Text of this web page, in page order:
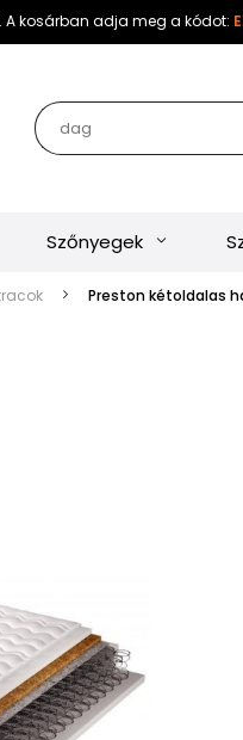
A kosárban adja meg a kódot:
Szőnyegek
Preston kétoldalas